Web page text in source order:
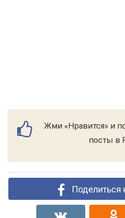
Жми «Нравится» и
посты в
Поделиться